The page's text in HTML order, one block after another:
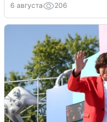
6 августа 206